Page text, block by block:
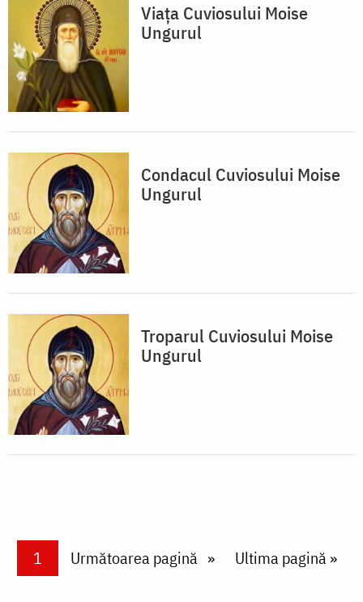
Viața Cuviosului Moise
Ungurul
Condacul Cuviosului Moise
Ungurul
Troparul Cuviosului Moise
Ungurul
PaginareCurrent page
1 Next page
Următoarea pagină Last page
Ultima pagină »